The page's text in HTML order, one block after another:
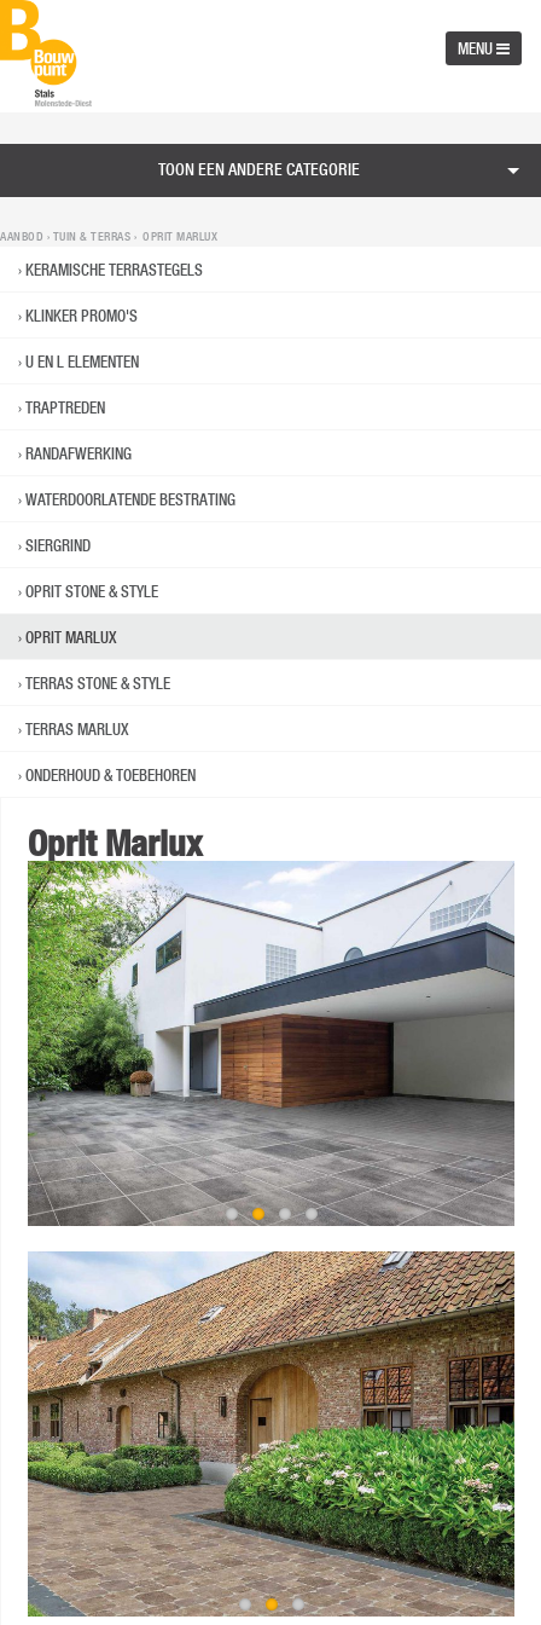
MENU
TOON EEN ANDERE CATEGORIE
AANBOD › TUIN & TERRAS › OPRIT MARLUX
KERAMISCHE TERRASTEGELS
KLINKER PROMO'S
U EN L ELEMENTEN
TRAPTREDEN
RANDAFWERKING
WATERDOORLATENDE BESTRATING
SIERGRIND
OPRIT STONE & STYLE
OPRIT MARLUX
TERRAS STONE & STYLE
TERRAS MARLUX
ONDERHOUD & TOEBEHOREN
Oprit Marlux